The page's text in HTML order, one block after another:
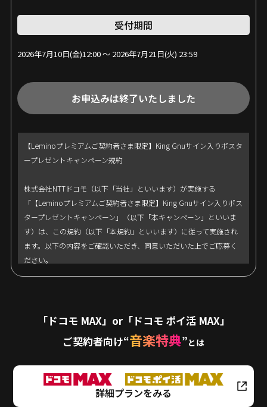
事情に照らして合理的なものであるとき。
９．当社は、本特典の適切な運営を妨げる事由が生じた場合または
これに類する状況が生じた場合そのほか、本特典を継続し難い事
10．当社は、応募者が本特典に応募したこと、または当選したこと
いかねます。あらかじめご了承ください。
13．本特典に関し当社が損害賠償責任を負う場合であっても、その
責任の範囲は、当社に故意または重大な過失があるときを除き、
通常生ずべき直接かつ現実の損害（逸失利益を除きます）に限ら
れるものとします。
14．応募者は、特典の運用について一切異議申立てを行わないもの
当社は、本特典の運営に関連して取得した応募者の個人情報を、応
プレゼントの発送など、本特典の運営に関する目的のために利用す
的で、当該目的に必要な範囲に限り利用する場合があります。
なお、当社は、応募者の個人情報の流出・漏えいの防止、そのほか
受付期間
2026年7月10日(金)12:00 ～ 2026年7月21日(火) 23:59
お申込みは終了いたしました
【Leminoプレミアムご契約者さま限定】King Gnuサイン入りポスタ
ープレゼントキャンペーン規約
株式会社NTTドコモ（以下「当社」といいます）が実施する
「【Leminoプレミアムご契約者さま限定】King Gnuサイン入りポス
タープレゼントキャンペーン」（以下「本キャンペーン」といいま
す）は、この規約（以下「本規約」といいます）に従って実施され
ます。以下の内容をご確認いただき、同意いただいた上でご応募く
ださい。
2026年7月10日 (金) 12:00 ～ 2026年7月21日(火) 23:59
■ 応募条件
・日本国内にお住まいであること
「ドコモ MAX」or「ドコモ ポイ活 MAX」
ご契約者向け“音楽特典”とは
詳細プランをみる